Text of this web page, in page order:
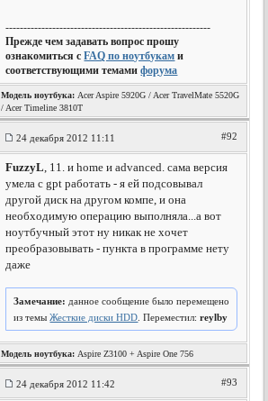
---------------------------------------------------------
Прежде чем задавать вопрос прошу
ознакомиться сFAQ по ноутбукам и
соответствующими темамифорума
Модель ноутбука: Acer Aspire 5920G / Acer TravelMate 5520G
/ Acer Timeline 3810T
24 декабря 2012 11:11 #92
FuzzyL, 11. и home и advanced. сама версия
умела с gpt работать - я ей подсовывал
другой диск на другом компе, и она
необходимую операцию выполняла...а вот
ноутбучный этот ну никак не хочет
преобразовывать - пункта в программе нету
даже
Замечание: данное сообщение было перемещено
из темыЖесткие диски HDD . Переместил:reylby
Модель ноутбука: Aspire Z3100 + Aspire One 756
24 декабря 2012 11:42 #93